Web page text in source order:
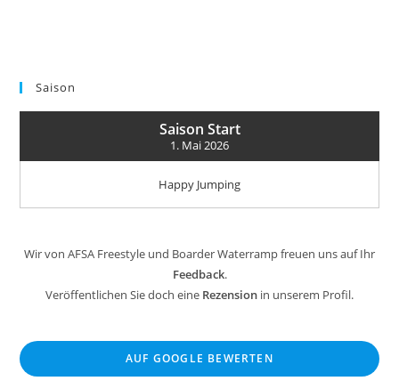
Saison
Saison Start
1. Mai 2026
Happy Jumping
Wir von AFSA Freestyle und Boarder Waterramp freuen uns auf Ihr
Feedback.
Veröffentlichen Sie doch eine Rezension in unserem Profil.
AUF GOOGLE BEWERTEN